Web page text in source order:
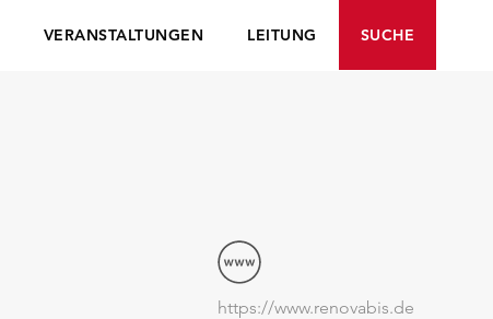
VERANSTALTUNGEN LEITUNG SUCHE
https://www.renovabis.de